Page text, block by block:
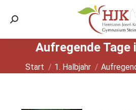
Search:
Auf­re­gen­de Tage
Sie befinden sich hier:
Start 1. Halbjahr